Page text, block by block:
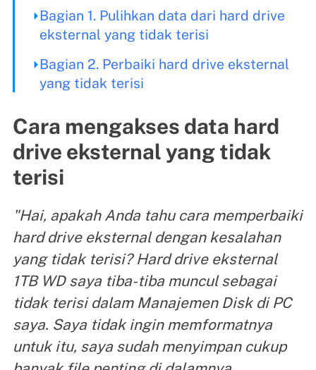
Bagian 1. Pulihkan data dari hard drive
eksternal yang tidak terisi
Bagian 2. Perbaiki hard drive eksternal
yang tidak terisi
Cara mengakses data hard
drive eksternal yang tidak
terisi
"Hai, apakah Anda tahu cara memperbaiki
hard drive eksternal dengan kesalahan
yang tidak terisi? Hard drive eksternal
1TB WD saya tiba-tiba muncul sebagai
tidak terisi dalam Manajemen Disk di PC
saya. Saya tidak ingin memformatnya
untuk itu, saya sudah menyimpan cukup